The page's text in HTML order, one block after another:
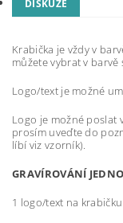
DISKUZE
Krabička je vždy v
můžete vybrat v barvě
Logo/text je možné
Logo je možné poslat
prosím uveďte do
líbí viz vzorník).
GRAVÍROVÁNÍ
1 logo/text na krabičku